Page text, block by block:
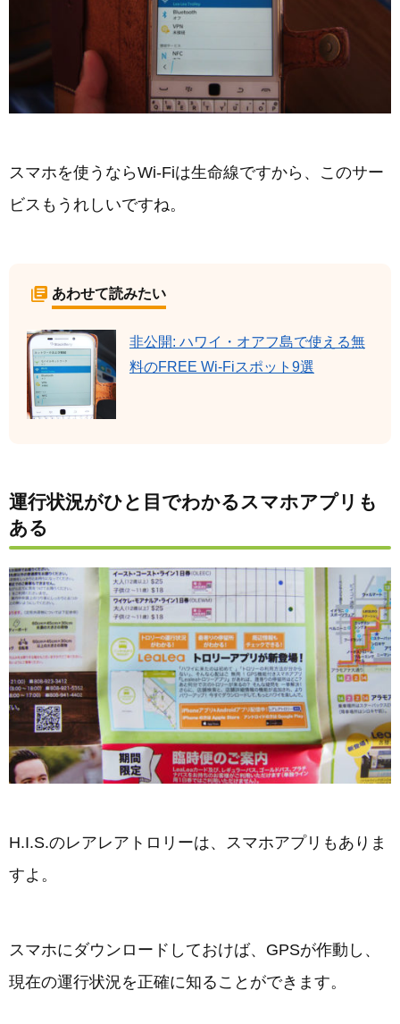
スマホを使うならWi-Fiは生命線ですから、このサー
ビスもうれしいですね。
あわせて読みたい
非公開: ハワイ・オアフ島で使える無
料のFREE Wi-Fiスポット9選
運行状況がひと目でわかるスマホアプリも
ある
H.I.S.のレアレアトロリーは、スマホアプリもありま
すよ。
スマホにダウンロードしておけば、GPSが作動し、
現在の運行状況を正確に知ることができます。